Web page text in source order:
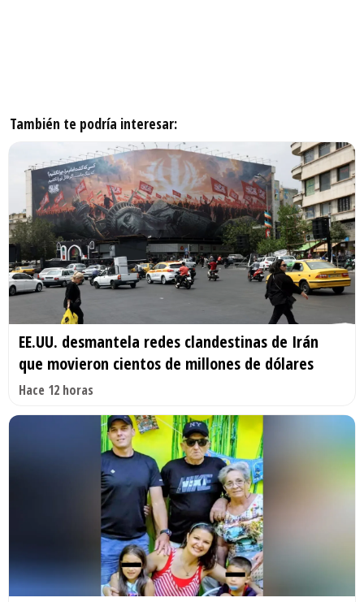
También te podría interesar:
EE.UU. desmantela redes clandestinas de Irán
que movieron cientos de millones de dólares
Hace 12 horas